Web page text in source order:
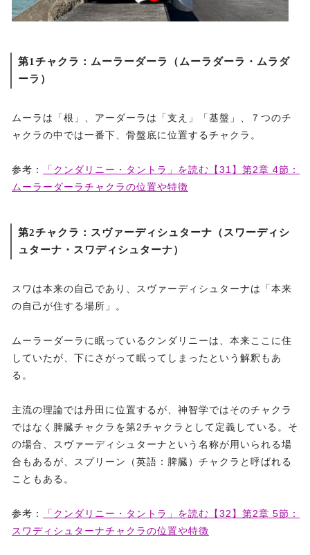
第1チャクラ：ムーラーダーラ（ムーラダーラ・ムラダ
ーラ）
ムーラは「根」、アーダーラは「支え」「基盤」、７つのチ
ャクラの中では一番下、骨盤底に位置するチャクラ。
参考：
「クンダリニー・タントラ」を読む【31】第2章 4節：
ムーラーダーラチャクラの位置や特徴
第2チャクラ：スヴァーディシュターナ（スワーディシ
ュターナ・スワディシュターナ）
スワは本来の自己であり、スヴァーディシュターナは「本来
の自己が住する場所」。
ムーラーダーラに眠っているクンダリニーは、本来ここに住
していたが、下にさがって眠ってしまったという解釈もあ
る。
主流の理論では丹田に位置するが、神智学ではそのチャクラ
ではなく脾臓チャクラを第2チャクラとして定義している。そ
の場合、スヴァーディシュターナという名称が用いられる場
合もあるが、スプリーン（英語：脾臓）チャクラと呼ばれる
こともある。
参考：
「クンダリニー・タントラ」を読む【32】第2章 5節：
スワディシュターナチャクラの位置や特徴